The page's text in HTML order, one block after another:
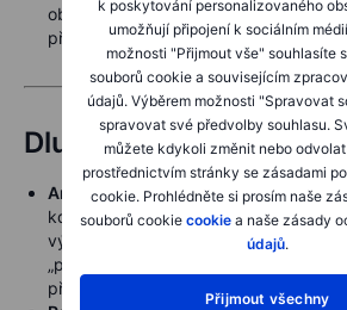
k poskytování personalizovaného
umožňují připojení k sociálním
možnosti "Přijmout vše" souhlasíte
souborů cookie a souvisejícím
údajů. Výběrem možnosti "Spravovat
spravovat své předvolby souhlasu.
můžete kdykoli změnit nebo
prostřednictvím stránky se zásadami
cookie. Prohlédněte si prosím naše
souborů cookie cookie a naše zásady
údajů.
Přijmout všechny
občas kopírují pohyb ropy kvůli roli v
převážily příznivé počasí a komfortní
Dluhopisy
Americké státní dluhopisy se v
když ceny ropy prudce otočily vzhůru
výroba překvapil směrem nahoru,
„prices paid“ zůstal druhý měsíc nad
přetrvávající inflační tlaky.